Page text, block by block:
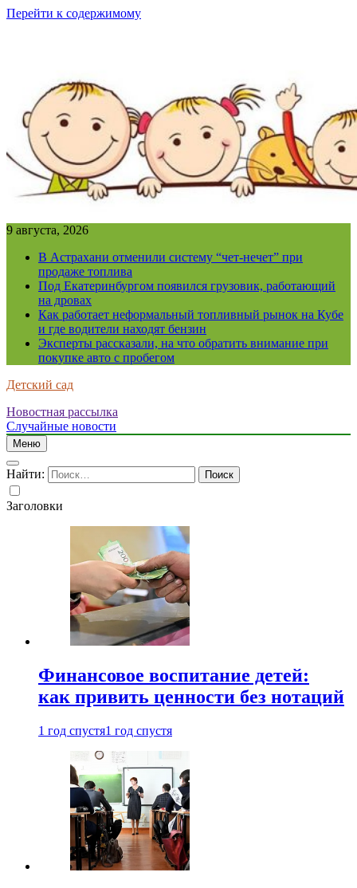
Перейти к содержимому
9 августа, 2026
В Астрахани отменили систему “чет-нечет” при
продаже топлива
Под Екатеринбургом появился грузовик, работающий
на дровах
Как работает неформальный топливный рынок на Кубе
и где водители находят бензин
Эксперты рассказали, на что обратить внимание при
покупке авто с пробегом
Детский сад
Новостная рассылка
Случайные новости
Меню
Найти:
Заголовки
Финансовое воспитание детей:
как привить ценности без нотаций
1 год спустя1 год спустя